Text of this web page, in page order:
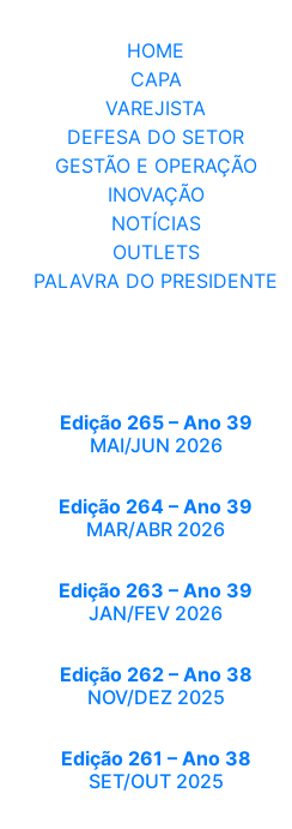
HOME
CAPA
VAREJISTA
DEFESA DO SETOR
GESTÃO E OPERAÇÃO
INOVAÇÃO
NOTÍCIAS
OUTLETS
PALAVRA DO PRESIDENTE
Edição 265 – Ano 39
MAI/JUN 2026
Edição 264 – Ano 39
MAR/ABR 2026
Edição 263 – Ano 39
JAN/FEV 2026
Edição 262 – Ano 38
NOV/DEZ 2025
Edição 261 – Ano 38
SET/OUT 2025